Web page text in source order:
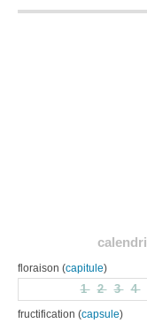
floraison (capitule)
1 2 3 4
fructification (capsule)